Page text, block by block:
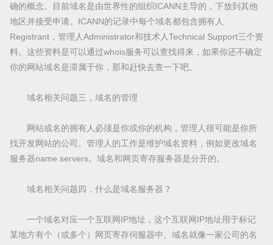
确的概念。目前域名是由世界性的组织ICANN主导的，下放到其他
地区并接受申请。ICANN的记录中每个域名都包含拥有人
Registrant，管理人Administrator和技术人Technical Support三个资
料。这些资料是可以通过whois服务可以查找得来，如果你还不确定
你的网站域名是滞属于你，那和赶快去查一下吧。
域名相关问题三，域名的管理
网站或名的拥有人必须是你或你的机构，管理人很可能是你所
找开发网站的公司。管理人的工作是维护域名资料，例如更改域名
服务器name servers。域名和网页寄存服务器是分开的。
域名相关问题四，什么是域名服务器？
一个域名对应一个互联网IP地址，这个互联网IP地址用于标记
某地方有个（或多个）网页寄存伺服器中。域名就像一家公司的名